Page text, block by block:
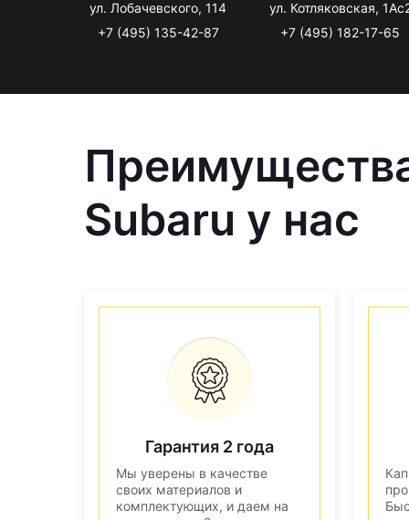
ул. Лобачевского, 114
+7 (495) 135-42-87
ул. Котляковская,
+7 (495) 182-17-65
Subaru у нас
Гарантия 2 года
Мы уверены в качестве
своих материалов и
комплектующих, и даем на